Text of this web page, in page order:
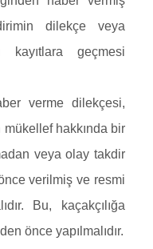
dilekçe veya
geçmesi
verme dilekçesi,
hakkında bir
veya olay takdir
verilmiş ve resmi
Bu, kaçakçılığa
önce yapılmalıdır.